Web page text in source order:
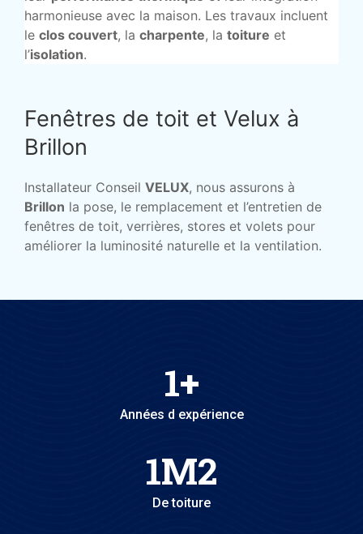
harmonieuse avec la maison. Les travaux incluent
le clos couvert, la charpente, la toiture et
l’isolation.
Fenêtres de toit et Velux à
Brillon
Installateur Conseil VELUX, nous assurons à
Brillon la pose, le remplacement et l’entretien de
fenêtres de toit, verrières, stores et volets pour
améliorer la luminosité naturelle et la ventilation.
1+
Années d expérience
1M2
De toiture